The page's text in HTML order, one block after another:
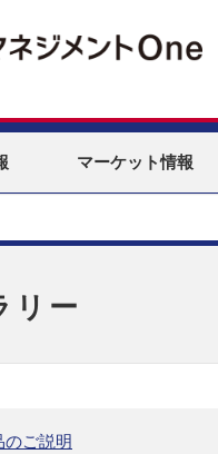
マーケット情報
リー
のご説明